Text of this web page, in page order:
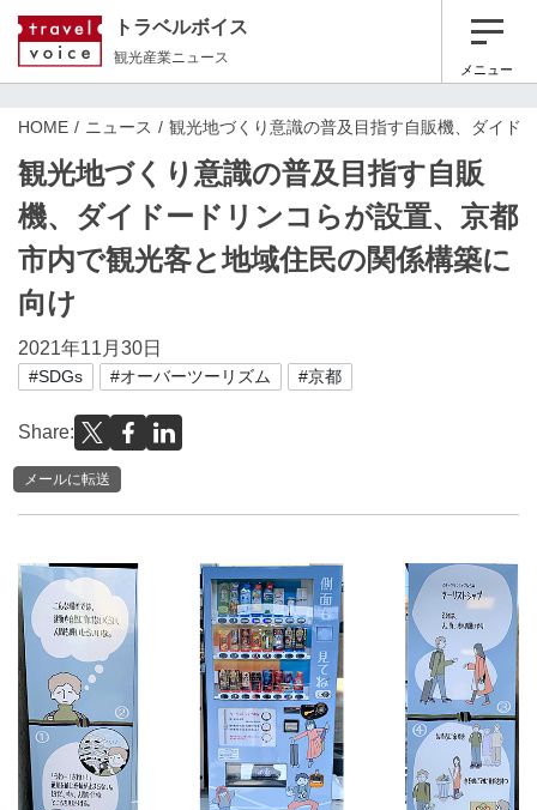
トラベルボイス
観光産業ニュース
メニュー
HOME ニュース 観光地づくり意識の普及目指す自販機、ダイド
観光地づくり意識の普及目指す自販
機、ダイドードリンコらが設置、京都
市内で観光客と地域住民の関係構築に
向け
2021年11月30日
#SDGs #オーバーツーリズム #京都
Share:
メールに転送